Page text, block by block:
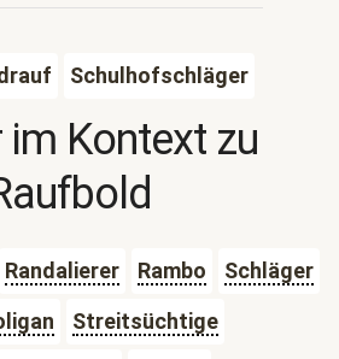
Schulhofschläger
im Kontext zu
Randalierer Rambo
Schläger
Streitsüchtige